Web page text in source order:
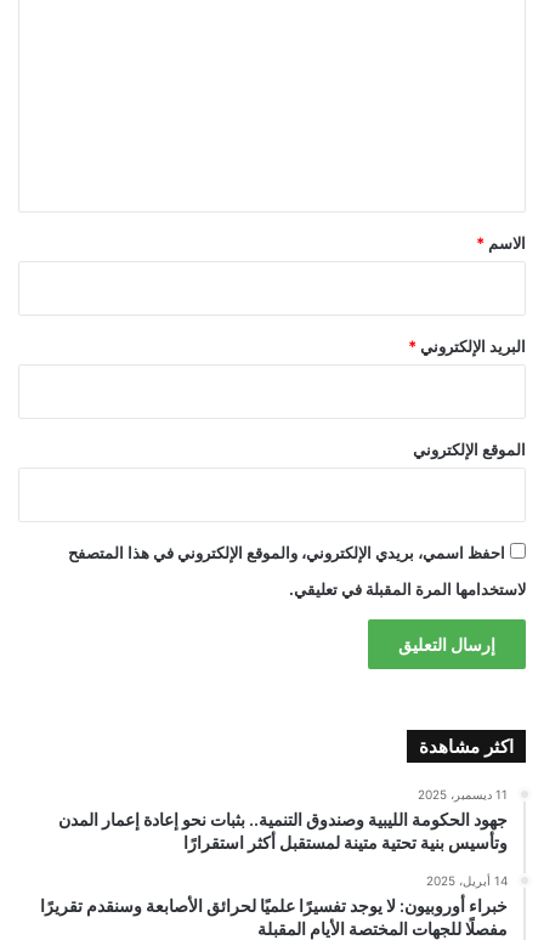
*
الاسم *
البريد الإلكتروني *
الموقع الإلكتروني
احفظ اسمي، بريدي الإلكتروني، والموقع الإلكتروني في هذا المتصفح
لاستخدامها المرة المقبلة في تعليقي.
اكثر مشاهدة
11 ديسمبر، 2025
جهود الحكومة الليبية وصندوق التنمية.. بثبات نحو إعادة إعمار المدن
وتأسيس بنية تحتية متينة لمستقبل أكثر استقرارًا
14 أبريل، 2025
خبراء أوروبيون: لا يوجد تفسيرًا علميًا لحرائق الأصابعة وسنقدم تقريرًا
مفصلًا للجهات المختصة الأيام المقبلة